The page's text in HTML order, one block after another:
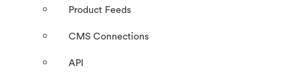
Product Feeds
CMS Connections
API